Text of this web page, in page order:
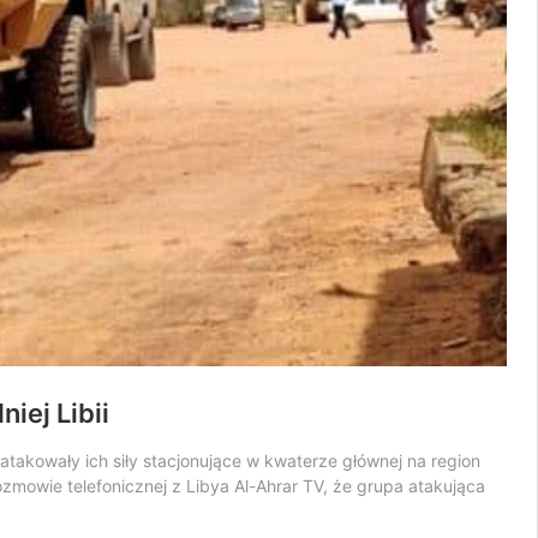
Libii
ich siły stacjonujące w kwaterze głównej na region
telefonicznej z Libya Al-Ahrar TV, że grupa atakująca